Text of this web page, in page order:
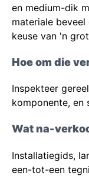
en medium-dik
materiale
keuse van 'n
Hoe om die
Inspekteer
komponente, en
Wat na-
Installatiegids,
een-tot-een